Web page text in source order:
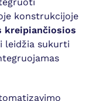
konstrukcijoje
kreipiančiosios
leidžia sukurti